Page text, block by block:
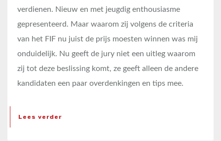
verdienen. Nieuw en met jeugdig enthousiasme
gepresenteerd. Maar waarom zij volgens de criteria
van het FIF nu juist de prijs moesten winnen was mij
onduidelijk. Nu geeft de jury niet een uitleg waarom
zij tot deze beslissing komt, ze geeft alleen de andere
kandidaten een paar overdenkingen en tips mee.
Lees verder